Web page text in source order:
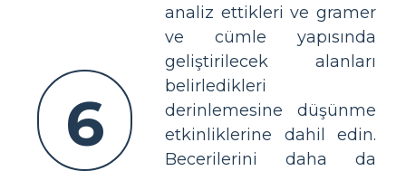
6
analiz ettikleri ve gramer
ve cümle yapısında
geliştirilecek alanları
belirledikleri
derinlemesine düşünme
etkinliklerine dahil edin.
Becerilerini daha da